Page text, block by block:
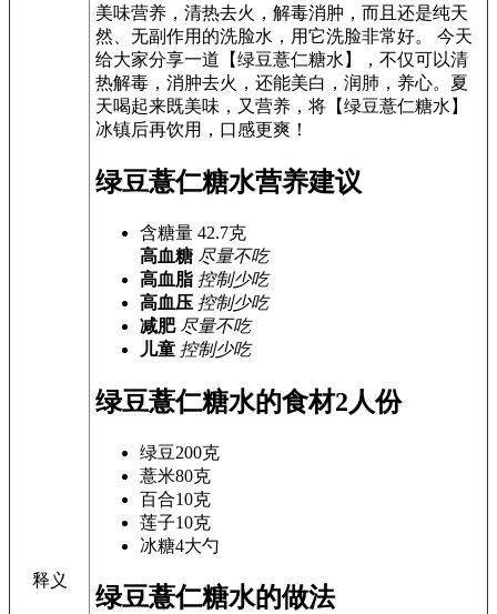
释义
美味营养，清热去火，解毒消肿，而且还是纯天
然、无副作用的洗脸水，用它洗脸非常好。 今天
给大家分享一道【绿豆薏仁糖水】，不仅可以清
热解毒，消肿去火，还能美白，润肺，养心。夏
天喝起来既美味，又营养，将【绿豆薏仁糖水】
冰镇后再饮用，口感更爽！
绿豆薏仁糖水营养建议
含糖量 42.7克
高血糖 尽量不吃
高血脂 控制少吃
高血压 控制少吃
减肥 尽量不吃
儿童 控制少吃
绿豆薏仁糖水的食材2人份
绿豆200克
薏米80克
百合10克
莲子10克
冰糖4大勺
绿豆薏仁糖水的做法